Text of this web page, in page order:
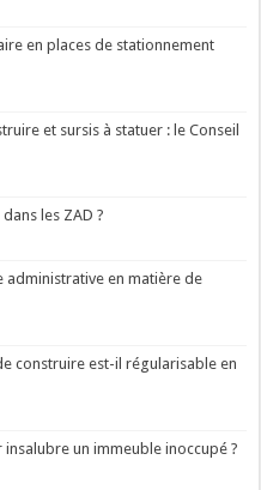
en places de stationnement
et sursis à statuer : le Conseil
les ZAD ?
administrative en matière de
construire est-il régularisable en
un immeuble inoccupé ?